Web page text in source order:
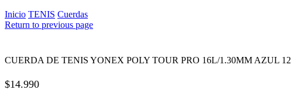
Inicio TENIS Cuerdas
Return to previous page
CUERDA DE TENIS YONEX POLY TOUR PRO 16L/1.30MM AZUL
$14.990